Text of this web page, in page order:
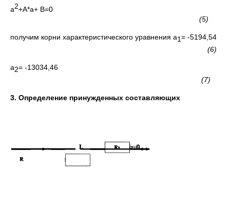
а2+А*а+ B=0
(5)
получим корни характеристического уравнения а1= -5194,54
(6)
а2= -13034,46
(7)
3. Определение принужденных составляющих